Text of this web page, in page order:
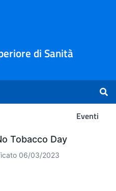
di Sanità
Eventi
Tobacco Day
06/03/2023